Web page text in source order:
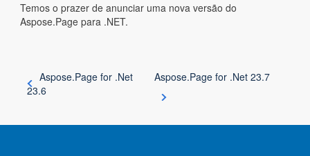
Temos o prazer de anunciar uma nova versão do
Aspose.Page para .NET.
Aspose.Page for .Net
23.6
Aspose.Page for .Net 23.7